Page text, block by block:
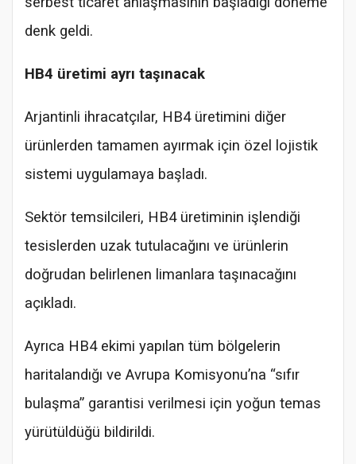
denk geldi.
HB4 üretimi ayrı taşınacak
Arjantinli ihracatçılar, HB4 üretimini diğer
ürünlerden tamamen ayırmak için özel lojistik
sistemi uygulamaya başladı.
Sektör temsilcileri, HB4 üretiminin işlendiği
tesislerden uzak tutulacağını ve ürünlerin
doğrudan belirlenen limanlara taşınacağını
açıkladı.
Ayrıca HB4 ekimi yapılan tüm bölgelerin
haritalandığı ve Avrupa Komisyonu’na “sıfır
bulaşma” garantisi verilmesi için yoğun temas
yürütüldüğü bildirildi.